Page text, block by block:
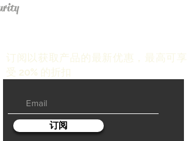
订阅以获取产品的最新优惠，最高可享
受 20% 的折扣
订阅